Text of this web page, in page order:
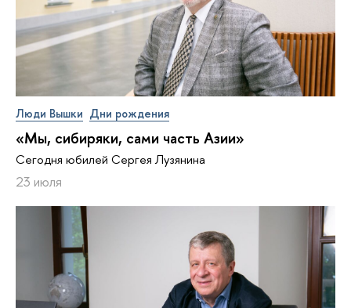
Люди Вышки Дни рождения
«Мы, сибиряки, сами часть Азии»
Сегодня юбилей Сергея Лузянина
23 июля